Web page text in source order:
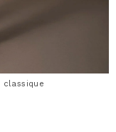
classique